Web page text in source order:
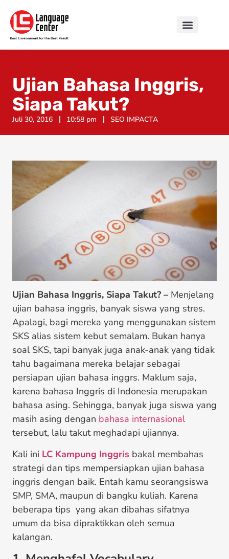
Ujian Bahasa Inggris,
Siapa Takut?
Juli 30, 2016 10:58 pm SEO IMPACTA
Ujian Bahasa Inggris, Siapa Takut? – Menjelang
ujian bahasa inggris, banyak siswa yang stres.
Apalagi, bagi mereka yang menggunakan sistem
SKS alias sistem kebut semalam. Bukan hanya
soal SKS, tapi banyak juga anak-anak yang tidak
tahu bagaimana mereka belajar sebagai
persiapan ujian bahasa inggrs. Maklum saja,
karena bahasa Inggris di Indonesia merupakan
bahasa asing. Sehingga, banyak juga siswa yang
masih asing dengan bahasa internasional
tersebut, lalu takut meghadapi ujiannya.
Kali ini LC Kampung Inggris bakal membahas
strategi dan tips mempersiapkan ujian bahasa
inggris dengan baik. Entah kamu seorangsiswa
SMP, SMA, maupun di bangku kuliah. Karena
beberapa tips yang akan dibahas sifatnya
umum da bisa dipraktikkan oleh semua
kalangan.